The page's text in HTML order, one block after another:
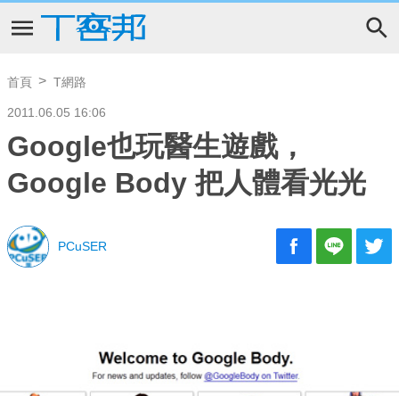
首頁 T網路
2011.06.05 16:06
Google也玩醫生遊戲，
Google Body 把人體看光光
PCuSER